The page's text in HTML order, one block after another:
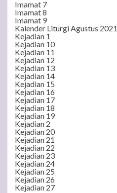
Imamat 7
Imamat 8
Imamat 9
Kalender Liturgi Agustus 2021
Kejadian 1
Kejadian 10
Kejadian 11
Kejadian 12
Kejadian 13
Kejadian 14
Kejadian 15
Kejadian 16
Kejadian 17
Kejadian 18
Kejadian 19
Kejadian 2
Kejadian 20
Kejadian 21
Kejadian 22
Kejadian 23
Kejadian 24
Kejadian 25
Kejadian 26
Kejadian 27